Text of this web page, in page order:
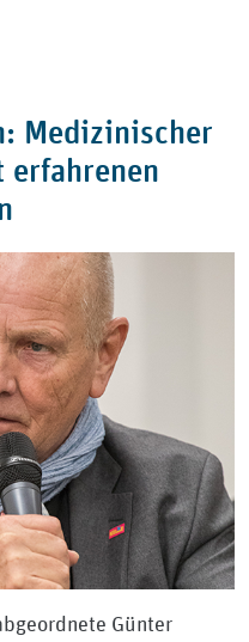
Medizinischer
erfahrenen
Günter